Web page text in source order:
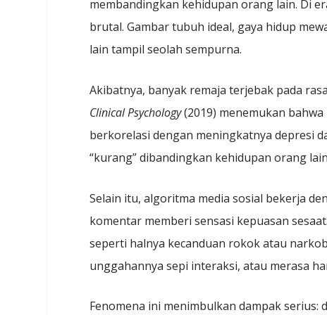
membandingkan kehidupan orang lain. Di
brutal. Gambar tubuh ideal, gaya hidup
lain tampil seolah sempurna.
Akibatnya, banyak remaja terjebak pada
Clinical Psychology(2019) menemukan
berkorelasi dengan meningkatnya depresi
“kurang” dibandingkan kehidupan orang
Selain itu, algoritma media sosial bekerja
komentar memberi sensasi kepuasan
seperti halnya kecanduan rokok atau
unggahannya sepi interaksi, atau merasa
Fenomena ini menimbulkan dampak